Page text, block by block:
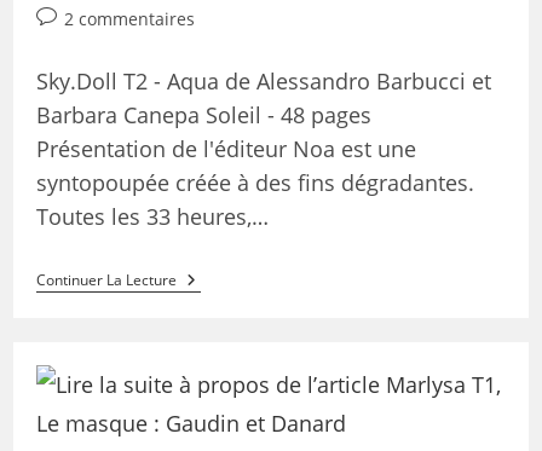
2 commentaires
Sky.Doll T2 - Aqua de Alessandro Barbucci et
Barbara Canepa Soleil - 48 pages
Présentation de l'éditeur Noa est une
syntopoupée créée à des fins dégradantes.
Toutes les 33 heures,…
Continuer La Lecture